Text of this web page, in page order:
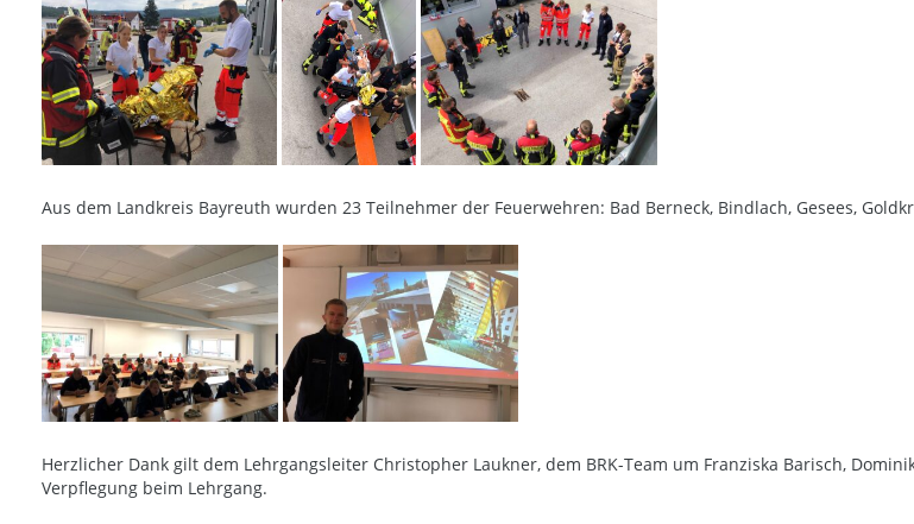
Aus dem Landkreis Bayreuth wurden 23 Teilnehmer der Feuerwehren: Bad Berneck, Bindlach, Gesees,
Herzlicher Dank gilt dem Lehrgangsleiter Christopher Laukner, dem BRK-Team um Franziska Barisch,
Verpflegung beim Lehrgang.